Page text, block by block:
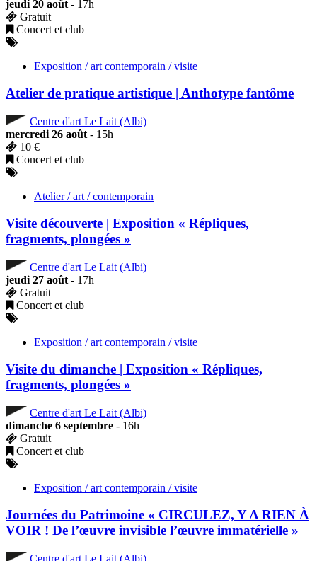
jeudi 20 août - 17h
Gratuit
Concert et club
Exposition / art contemporain / visite
Atelier de pratique artistique | Anthotype fantôme
Centre d'art Le Lait (Albi)
mercredi 26 août - 15h
10 €
Concert et club
Atelier / art / contemporain
Visite découverte | Exposition « Répliques,
fragments, plongées »
Centre d'art Le Lait (Albi)
jeudi 27 août - 17h
Gratuit
Concert et club
Exposition / art contemporain / visite
Visite du dimanche | Exposition « Répliques,
fragments, plongées »
Centre d'art Le Lait (Albi)
dimanche 6 septembre - 16h
Gratuit
Concert et club
Exposition / art contemporain / visite
Journées du Patrimoine « CIRCULEZ, Y A RIEN À
VOIR ! De l’œuvre invisible l’œuvre immatérielle »
Centre d'art Le Lait (Albi)